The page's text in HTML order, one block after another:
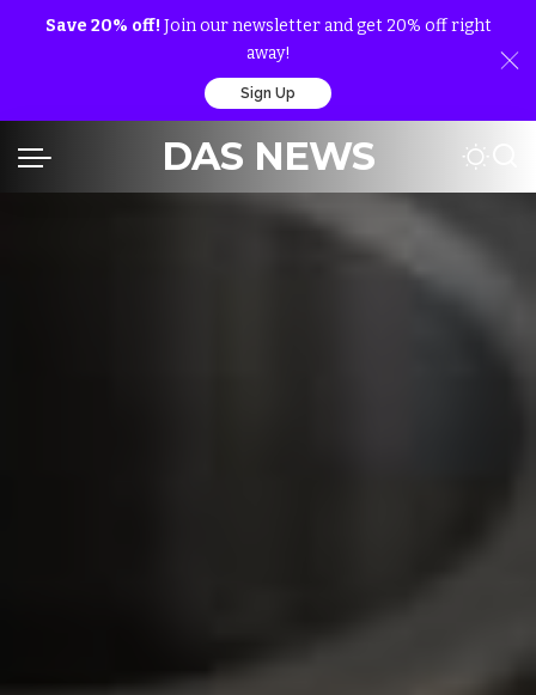
Save 20% off! Join our newsletter and get 20% off right
away!
Sign Up
DAS NEWS